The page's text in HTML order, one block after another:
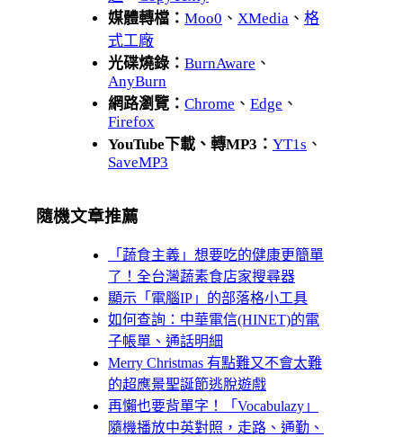
媒體轉檔： Moo0 、 XMedia 、 格
式工廠
光碟燒錄： BurnAware 、
AnyBurn
網路瀏覽： Chrome 、 Edge 、
Firefox
YouTube下載、轉MP3： YT1s 、
SaveMP3
隨機文章推薦
「蔬食主義」想要吃的健康更簡單
了！全台灣蔬素食店家搜尋器
顯示「電腦IP」的部落格小工具
如何查詢：中華電信(HINET)的電
子帳單、通話明細
Merry Christmas 有點難又不會太難
的超應景聖誕節逃脫遊戲
再懶也要背單字！「Vocabulazy」
隨機播放中英對照，走路、通勤、